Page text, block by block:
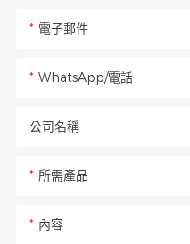
電子郵件
WhatsApp/電話
公司名稱
所需產品
內容